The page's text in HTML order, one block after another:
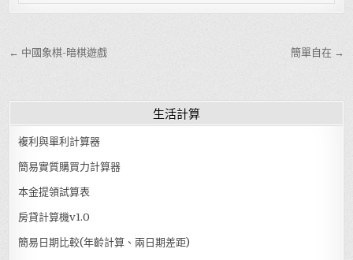
文章導覽 簡單自在 →
← 中國象棋-暗棋遊戲
生活計算
複利與單利計算器
簡易實質購買力計算器
本金提領試算表
房貸計算機v1.0
簡易日期比較(年齡計算、兩日期差距)